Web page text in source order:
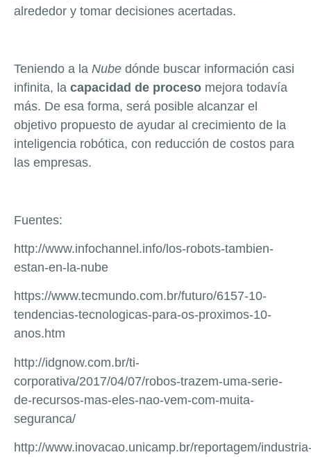
alrededor y tomar decisiones acertadas.
Teniendo a la Nube dónde buscar información casi
infinita, la capacidad de proceso mejora todavía
más. De esa forma, será posible alcanzar el
objetivo propuesto de ayudar al crecimiento de la
inteligencia robótica, con reducción de costos para
las empresas.
Fuentes:
http://www.infochannel.info/los-robots-tambien-
estan-en-la-nube
https://www.tecmundo.com.br/futuro/6157-10-
tendencias-tecnologicas-para-os-proximos-10-
anos.htm
http://idgnow.com.br/ti-
corporativa/2017/04/07/robos-trazem-uma-serie-
de-recursos-mas-eles-nao-vem-com-muita-
seguranca/
http://www.inovacao.unicamp.br/reportagem/